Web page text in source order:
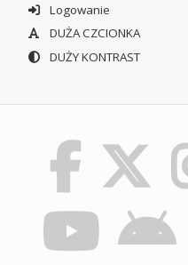
Logowanie
DUŻA CZCIONKA
DUŻY KONTRAST